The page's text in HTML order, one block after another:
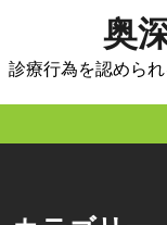
content
奥
診療行為を認めら